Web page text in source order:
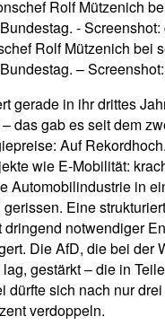
Rolf Mützenich bei
–
gerade in ihr drittes
das gab es seit dem
Auf Rekordhoch.
wie E-Mobilität:
Automobilindustrie in
Eine
notwendiger
Die AfD, die bei der
gestärkt – die in
dürfte sich nach nur
verdoppeln.